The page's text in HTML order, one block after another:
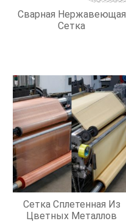
Сварная Нержавеющая
Сетка
Сетка Сплетенная Из
Цветных Металлов